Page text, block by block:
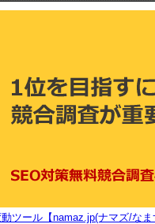
ツール【namaz.jp(ナマズ/なま